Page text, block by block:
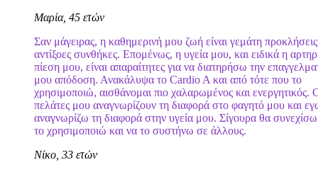
Μαρία, 45 ετών
Σαν μάγειρας, η καθημερινή μου ζωή είναι γεμάτη
αντίξοες συνθήκες. Επομένως, η υγεία μου, και ειδικά η
πίεση μου, είναι απαραίτητες για να διατηρήσω την
μου απόδοση. Ανακάλυψα το Cardio A και από τότε που το
χρησιμοποιώ, αισθάνομαι πιο χαλαρωμένος και ενεργητικός.
πελάτες μου αναγνωρίζουν τη διαφορά στο φαγητό μου και
αναγνωρίζω τη διαφορά στην υγεία μου. Σίγουρα θα
το χρησιμοποιώ και να το συστήνω σε άλλους.
Νίκο, 33 ετών